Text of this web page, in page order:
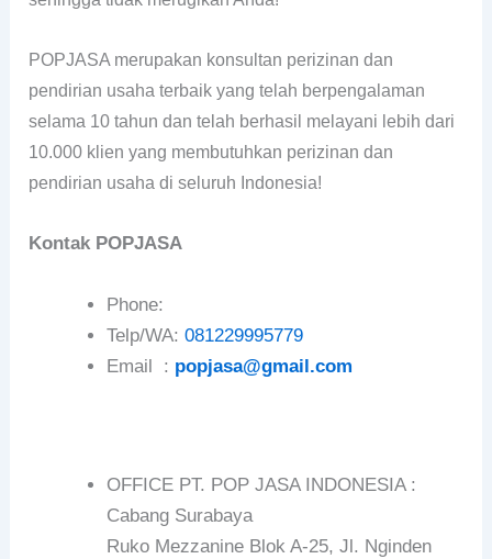
POPJASA merupakan konsultan perizinan dan
pendirian usaha terbaik yang telah berpengalaman
selama 10 tahun dan telah berhasil melayani lebih dari
10.000 klien yang membutuhkan perizinan dan
pendirian usaha di seluruh Indonesia!
Kontak POPJASA
Phone:
Telp/WA:081229995779
Email : popjasa@gmail.com
OFFICE PT. POP JASA INDONESIA :
Cabang Surabaya
Ruko Mezzanine Blok A-25, Jl. Nginden